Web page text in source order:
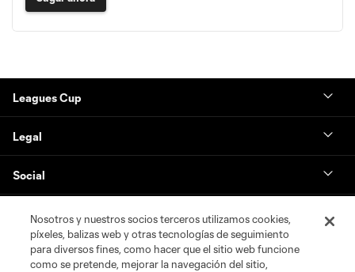
Leagues Cup
Legal
Social
Nosotros y nuestros socios terceros utilizamos cookies,
píxeles, balizas web y otras tecnologías de seguimiento
para diversos fines, como hacer que el sitio web funcione
como se pretende, mejorar la navegación del sitio,